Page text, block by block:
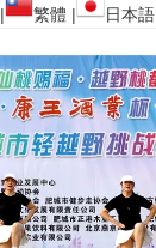
| 繁體 | 日本語